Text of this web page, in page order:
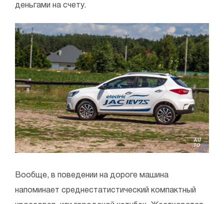
деньгами на счету.
Вообще, в поведении на дороге машина
напоминает среднестатистический компактный